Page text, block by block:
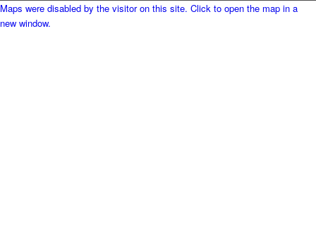
Maps were disabled by the visitor on this site. Click to open the map in a
new window.